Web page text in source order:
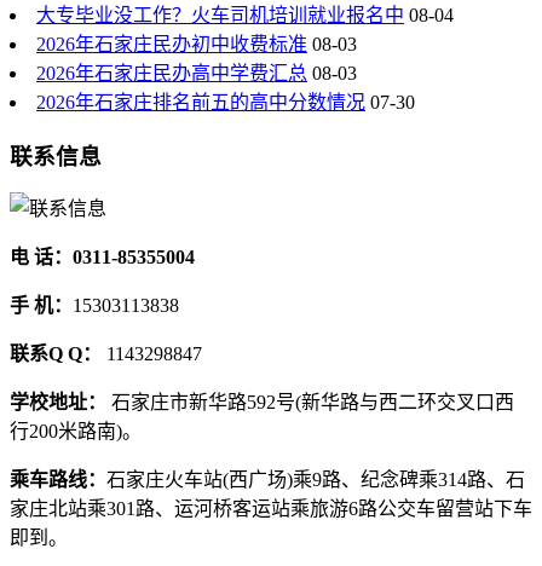
大专毕业没工作？火车司机培训就业报名中 08-04
2026年石家庄民办初中收费标准 08-03
2026年石家庄民办高中学费汇总 08-03
2026年石家庄排名前五的高中分数情况 07-30
联系信息
电 话：0311-85355004
手 机： 15303113838
联系Q Q： 1143298847
学校地址： 石家庄市新华路592号(新华路与西二环交叉口西
行200米路南)。
乘车路线： 石家庄火车站(西广场)乘9路、纪念碑乘314路、石
家庄北站乘301路、运河桥客运站乘旅游6路公交车留营站下车
即到。